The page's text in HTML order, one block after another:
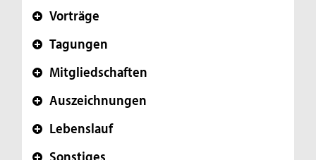
+ Vorträge
+ Tagungen
+ Mitgliedschaften
+ Auszeichnungen
+ Lebenslauf
Sonstiges